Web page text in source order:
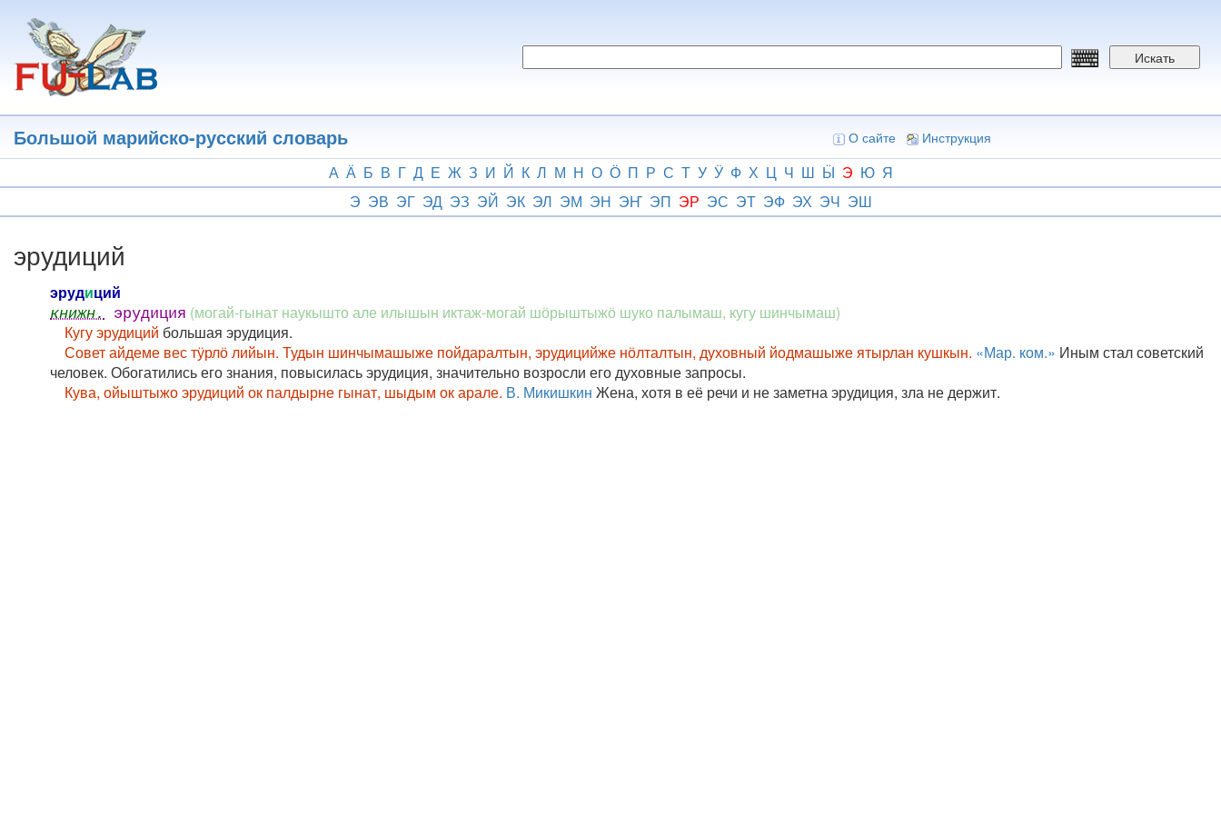
основному
содержанию
Искать
Большой марийско-русский словарь О сайте Инструкция
А Ӓ Б В Г Д Е Ж З И Й К Л М Н О Ӧ П Р С Т У Ӱ Ф Х Ц Ч Ш Ӹ Э Ю Я
Э ЭВ ЭГ ЭД ЭЗ ЭЙ ЭК ЭЛ ЭМ ЭН ЭҤ ЭП ЭР ЭС ЭТ ЭФ ЭХ ЭЧ ЭШ
эрудиций
эрудиций
книжн. эрудиция (могай-гынат наукышто але илышын иктаж-могай шӧрыштыжӧ шуко палымаш, кугу шинчымаш)
Кугу эрудиций большая эрудиция.
Совет айдеме вес тӱрлӧ лийын. Тудын шинчымашыже пойдаралтын, эрудицийже нӧлталтын, духовный йодмашыже ятырлан кушкын. «Мар. ком.» Иным стал советский
человек. Обогатились его знания, повысилась эрудиция, значительно возросли его духовные запросы.
Кува, ойыштыжо эрудиций ок палдырне гынат, шыдым ок арале. В. Микишкин Жена, хотя в её речи и не заметна эрудиция, зла не держит.